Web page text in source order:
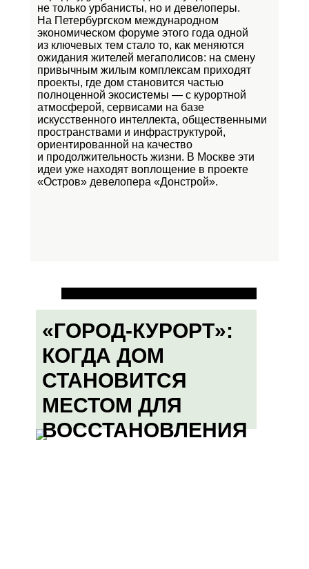
не только урбанисты, но и девелоперы.
На Петербургском международном
экономическом форуме этого года одной
из ключевых тем стало то, как меняются
ожидания жителей мегаполисов: на смену
привычным жилым комплексам приходят
проекты, где дом становится частью
полноценной экосистемы — с курортной
атмосферой, сервисами на базе
искусственного интеллекта, общественными
пространствами и инфраструктурой,
ориентированной на качество
и продолжительность жизни. В Москве эти
идеи уже находят воплощение в проекте
«Остров» девелопера «Донстрой».
«ГОРОД-КУРОРТ»:
КОГДА ДОМ
СТАНОВИТСЯ
МЕСТОМ ДЛЯ
ВОССТАНОВЛЕНИЯ